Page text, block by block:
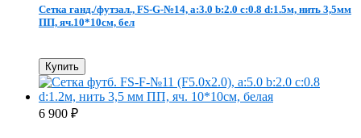
Сетка ганд./футзал., FS-G-№14, a:3.0 b:2.0 c:0.8 d:1.5м, нить 3,5мм
ПП, яч.10*10см, бел
Купить
6 900 ₽